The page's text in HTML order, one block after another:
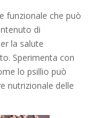
funzionale che può
di
la salute
Sperimenta con
lo psillio può
nutrizionale delle